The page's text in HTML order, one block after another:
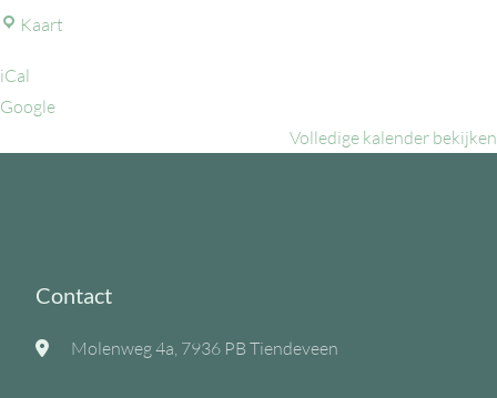
Kaart
iCal
Google
Volledige kalender bekijken
Contact
Molenweg 4a, 7936 PB Tiendeveen